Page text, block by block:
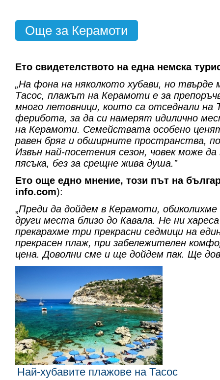
Още за Керамоти
Ето свидетелството на една немска
„На фона на няколкото хубави, но твърде
Тасос, плажът на Керамоти е за
много летовници, които са отседнали на
ферибота, за да си намерят идилично
на Керамоти. Семействата особено
равен бряг и обширните пространства,
Извън най-посетения сезон, човек може
пясъка, без за срещне жива душа.”
Ето още едно мнение, този път на
info.com):
„Преди да дойдем в Керамоти,
други места близо до Кавала. Не ни
прекарахме три прекрасни седмици на
прекрасен плаж, при забележителен
цена. Доволни сме и ще дойдем пак. Ще
Най-хубавите плажове на Тасос